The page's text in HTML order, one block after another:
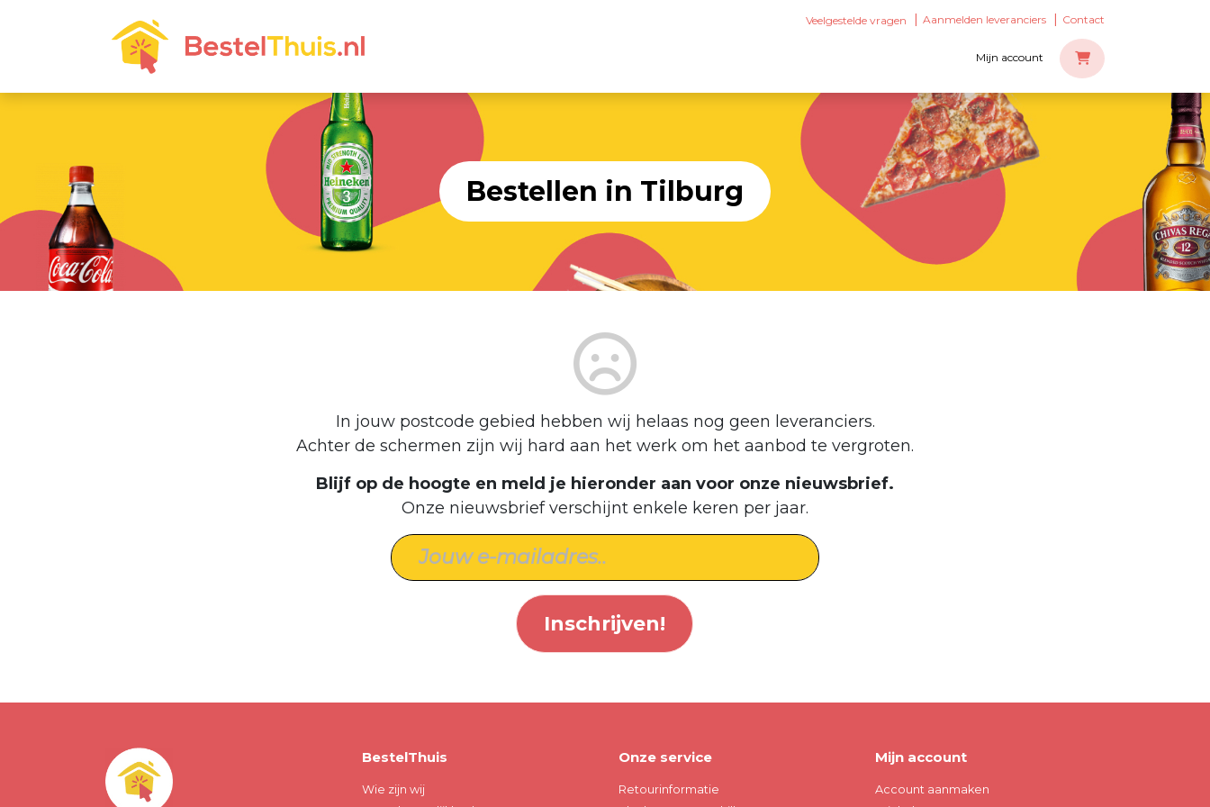
Veelgestelde vragen Aanmelden leveranciers Contact
Mijn account
Bestellen in Tilburg
In jouw postcode gebied hebben wij helaas nog geen leveranciers.
Achter de schermen zijn wij hard aan het werk om het aanbod te vergroten.
Blijf op de hoogte en meld je hieronder aan voor onze nieuwsbrief.
Onze nieuwsbrief verschijnt enkele keren per jaar.
Inschrijven!
BestelThuis
Wie zijn wij
Onze service
Retourinformatie
Mijn account
Account aanmaken